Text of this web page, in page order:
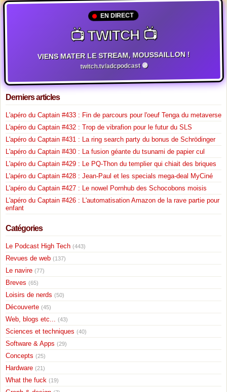
EN DIRECT
📺 TWITCH 📺
VIENS MATER LE STREAM, MOUSSAILLON !
twitch.tv/adcpodcast 🟣
Derniers articles
L'apéro du Captain #433 : Fin de parcours pour l'oeuf Tenga du metaverse
L'apéro du Captain #432 : Trop de vibrafion pour le futur du SLS
L'apéro du Captain #431 : La ring search party du bonus de Schrödinger
L'apéro du Captain #430 : La fusion géante du tsunami de papier cul
L'apéro du Captain #429 : Le PQ-Thon du templier qui chiait des briques
L'apéro du Captain #428 : Jean-Paul et les specials mega-deal MyCiné
L'apéro du Captain #427 : Le nowel Pornhub des Schocobons moisis
L'apéro du Captain #426 : L'automatisation Amazon de la rave partie pour
enfant
Catégories
Le Podcast High Tech (443)
Revues de web (137)
Le navire (77)
Breves (65)
Loisirs de nerds (50)
Découverte (45)
Web, blogs etc... (43)
Sciences et techniques (40)
Software & Apps (29)
Concepts (25)
Hardware (21)
What the fuck (19)